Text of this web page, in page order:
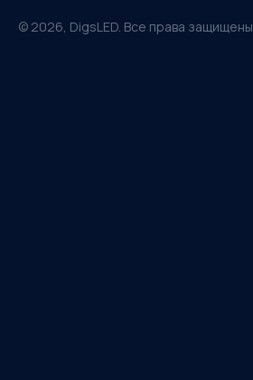
© 2026, DigsLED. Все права защищены